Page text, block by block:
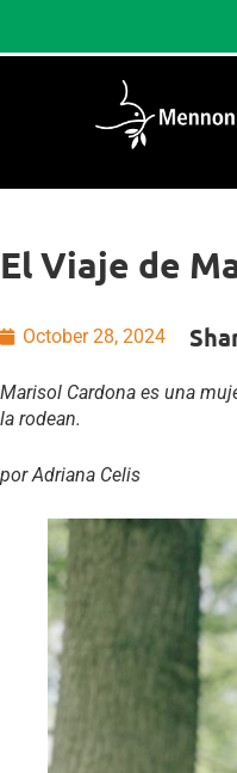
El Viaje de
October 28, 2024
Marisol Cardona es una
la rodean.
por Adriana Celis